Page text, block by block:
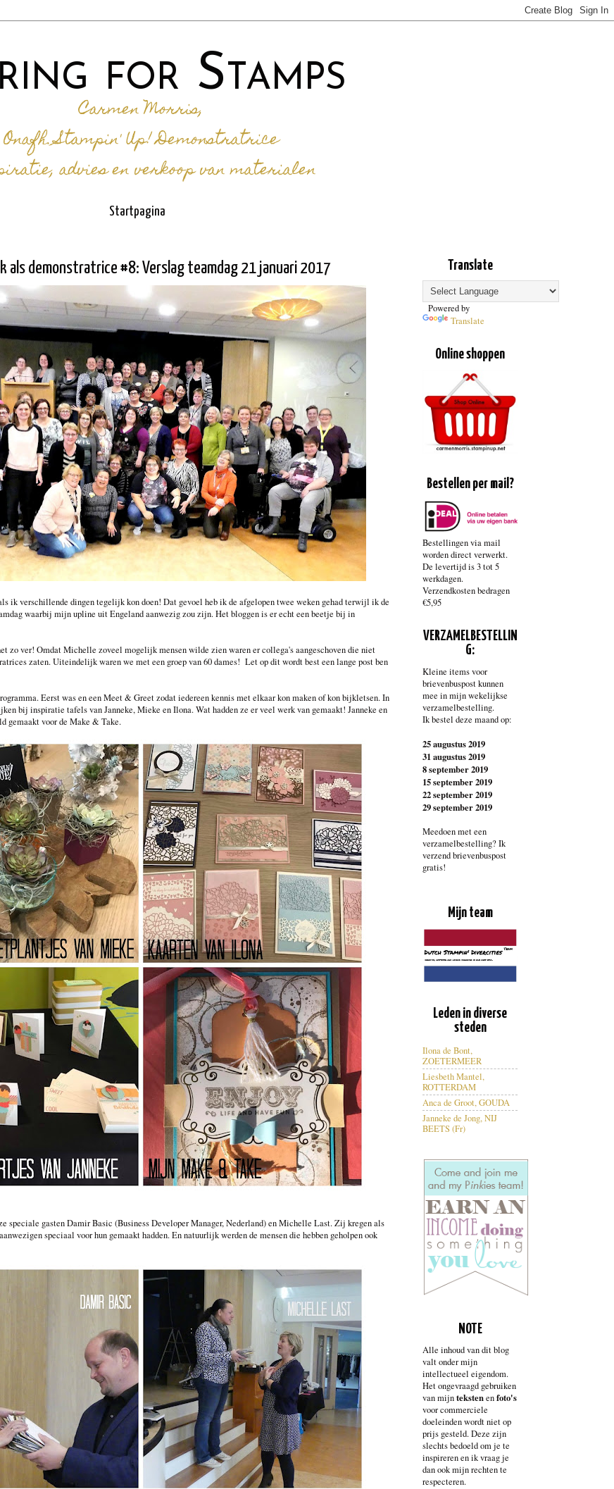
for Stamps
Carmen Morris,
Onafh. Stampin' Up! Demonstratrice
advies en verkoop van materialen
Startpagina
als demonstratrice #8: Verslag teamdag 21 januari 2017
ik verschillende dingen tegelijk kon doen! Dat gevoel heb ik de afgelopen twee weken gehad terwijl ik de
waarbij mijn upline uit Engeland aanwezig zou zijn. Het bloggen is er echt een beetje bij in
zo ver! Omdat Michelle zoveel mogelijk mensen wilde zien waren er collega's aangeschoven die niet
zaten. Uiteindelijk waren we met een groep van 60 dames! Let op dit wordt best een lange post ben
Eerst was en een Meet & Greet zodat iedereen kennis met elkaar kon maken of kon bijkletsen. In
bij inspiratie tafels van Janneke, Mieke en Ilona. Wat hadden ze er veel werk van gemaakt! Janneke en
gemaakt voor de Make & Take.
speciale gasten Damir Basic (Business Developer Manager, Nederland) en Michelle Last. Zij kregen als
speciaal voor hun gemaakt hadden. En natuurlijk werden de mensen die hebben geholpen ook
Translate
Powered by
Translate
Online shoppen
Bestellen per mail?
Bestellingen via mail
worden direct verwerkt.
De levertijd is 3 tot 5
werkdagen.
Verzendkosten bedragen
€5,95
VERZAMELBESTELLIN
G:
Kleine items voor
brievenbuspost kunnen
mee in mijn wekelijkse
verzamelbestelling.
Ik bestel deze maand op:
25 augustus 2019
31 augustus 2019
8 september 2019
15 september 2019
22 september 2019
29 september 2019
Meedoen met een
verzamelbestelling? Ik
verzend brievenbuspost
gratis!
Mijn team
Leden in diverse
steden
Ilona de Bont,
ZOETERMEER
Liesbeth Mantel,
ROTTERDAM
Anca de Groot, GOUDA
Janneke de Jong, NIJ
BEETS (Fr)
NOTE
Alle inhoud van dit blog
valt onder mijn
intellectueel eigendom.
Het ongevraagd gebruiken
van mijntekstenenfoto's
voor commerciele
doeleinden wordt niet op
prijs gesteld. Deze zijn
slechts bedoeld om je te
inspireren en ik vraag je
dan ook mijn rechten te
respecteren.